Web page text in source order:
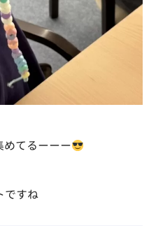
めてるーーー
ですね